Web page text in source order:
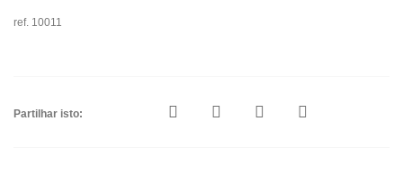
ref. 10011
Partilhar isto: